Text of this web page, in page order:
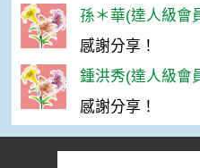
孫＊華(達人級會
感謝分享！
鍾洪秀(達人級會
感謝分享！